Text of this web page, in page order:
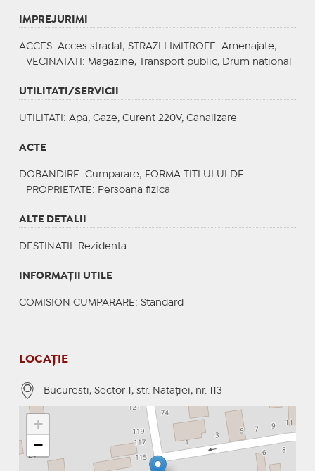
IMPREJURIMI
ACCES: Acces stradal; STRAZI LIMITROFE : Amenajate;
VECINATATI : Magazine, Transport public, Drum national
UTILITATI/SERVICII
UTILITATI : Apa, Gaze, Curent 220V, Canalizare
ACTE
DOBANDIRE : Cumparare; FORMA TITLULUI DE
PROPRIETATE : Persoana fizica
ALTE DETALII
DESTINATII : Rezidenta
INFORMAŢII UTILE
COMISION CUMPARARE: Standard
LOCAȚIE
Bucuresti, Sector 1, str. Nataţiei, nr. 113
+
−